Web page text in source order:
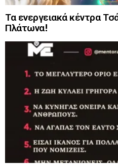
Τα ενεργειακά κέντρα
Πλάτωνα!